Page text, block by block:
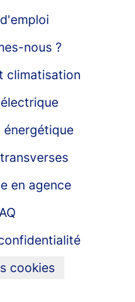
nous ?
climatisation
énergétique
en agence
cookies